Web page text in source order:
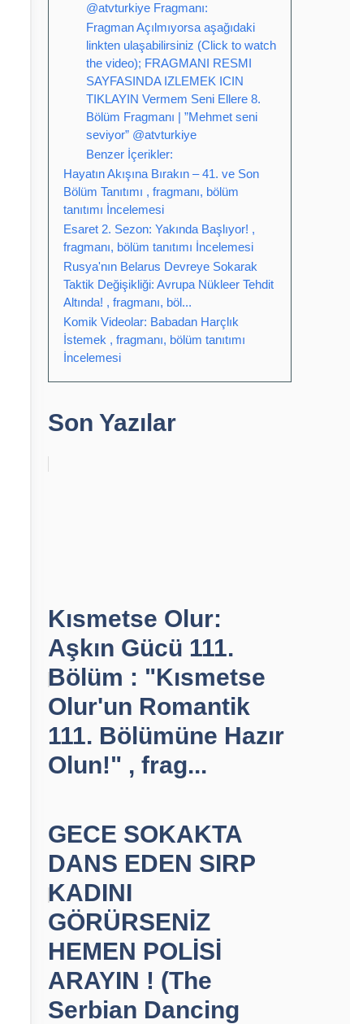
@atvturkiye Fragmanı:
Fragman Açılmıyorsa aşağıdaki
linkten ulaşabilirsiniz (Click to watch
the video); FRAGMANI RESMI
SAYFASINDA IZLEMEK ICIN
TIKLAYIN Vermem Seni Ellere 8.
Bölüm Fragmanı | ”Mehmet seni
seviyor” @atvturkiye
Benzer İçerikler:
Hayatın Akışına Bırakın – 41. ve Son
Bölüm Tanıtımı , fragmanı, bölüm
tanıtımı İncelemesi
Esaret 2. Sezon: Yakında Başlıyor! ,
fragmanı, bölüm tanıtımı İncelemesi
Rusya'nın Belarus Devreye Sokarak
Taktik Değişikliği: Avrupa Nükleer Tehdit
Altında! , fragmanı, böl...
Komik Videolar: Babadan Harçlık
İstemek , fragmanı, bölüm tanıtımı
İncelemesi
Son Yazılar
Kısmetse Olur:
Aşkın Gücü 111.
Bölüm : "Kısmetse
Olur'un Romantik
111. Bölümüne Hazır
Olun!" , frag...
GECE SOKAKTA
DANS EDEN SIRP
KADINI
GÖRÜRSENİZ
HEMEN POLİSİ
ARAYIN ! (The
Serbian Dancing